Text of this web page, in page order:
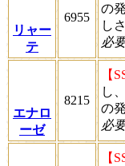
リャー
テ
6955
の
し
必
エナロ
ーゼ
8215
【
し
の
必
【